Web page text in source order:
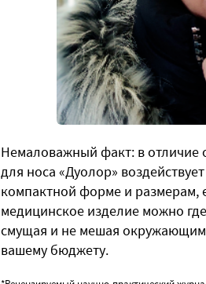
Немаловажный факт: в отличие
для носа «Дуолор»
компактной форме и размерам,
медицинское изделие можно
смущая и не мешая окружающим.
вашему бюджету.